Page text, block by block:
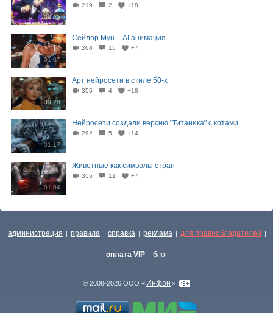
00:45
219 2 +18
01:07
Сейлор Мун – AI анимация
268 15 +7
00:28
Арт нейросети в стиле 50-х
355 4 +18
01:17
Нейросети создали версию "Титаника" с котами
292 5 +14
01:04
Животные как символы стран
355 11 +7
администрация | правила | справка | реклама | для правообладателей |
оплата VIP | блог
© 2008-2026 ООО « Инфон »